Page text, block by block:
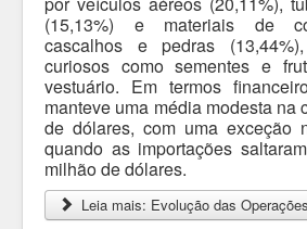
(15,13%) e materiais de
cascalhos e pedras
curiosos como sementes e
vestuário. Em termos
manteve uma média modesta na
de dólares, com uma exceção
quando as importações
milhão de dólares.
Leia mais: Evolução das